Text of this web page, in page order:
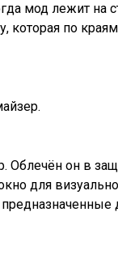
мод лежит на
которая по
Облечён он в
для